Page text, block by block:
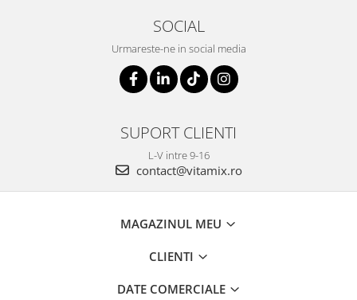
SOCIAL
Urmareste-ne in social media
SUPORT CLIENTI
L-V intre 9-16
contact@vitamix.ro
MAGAZINUL MEU
CLIENTI
DATE COMERCIALE